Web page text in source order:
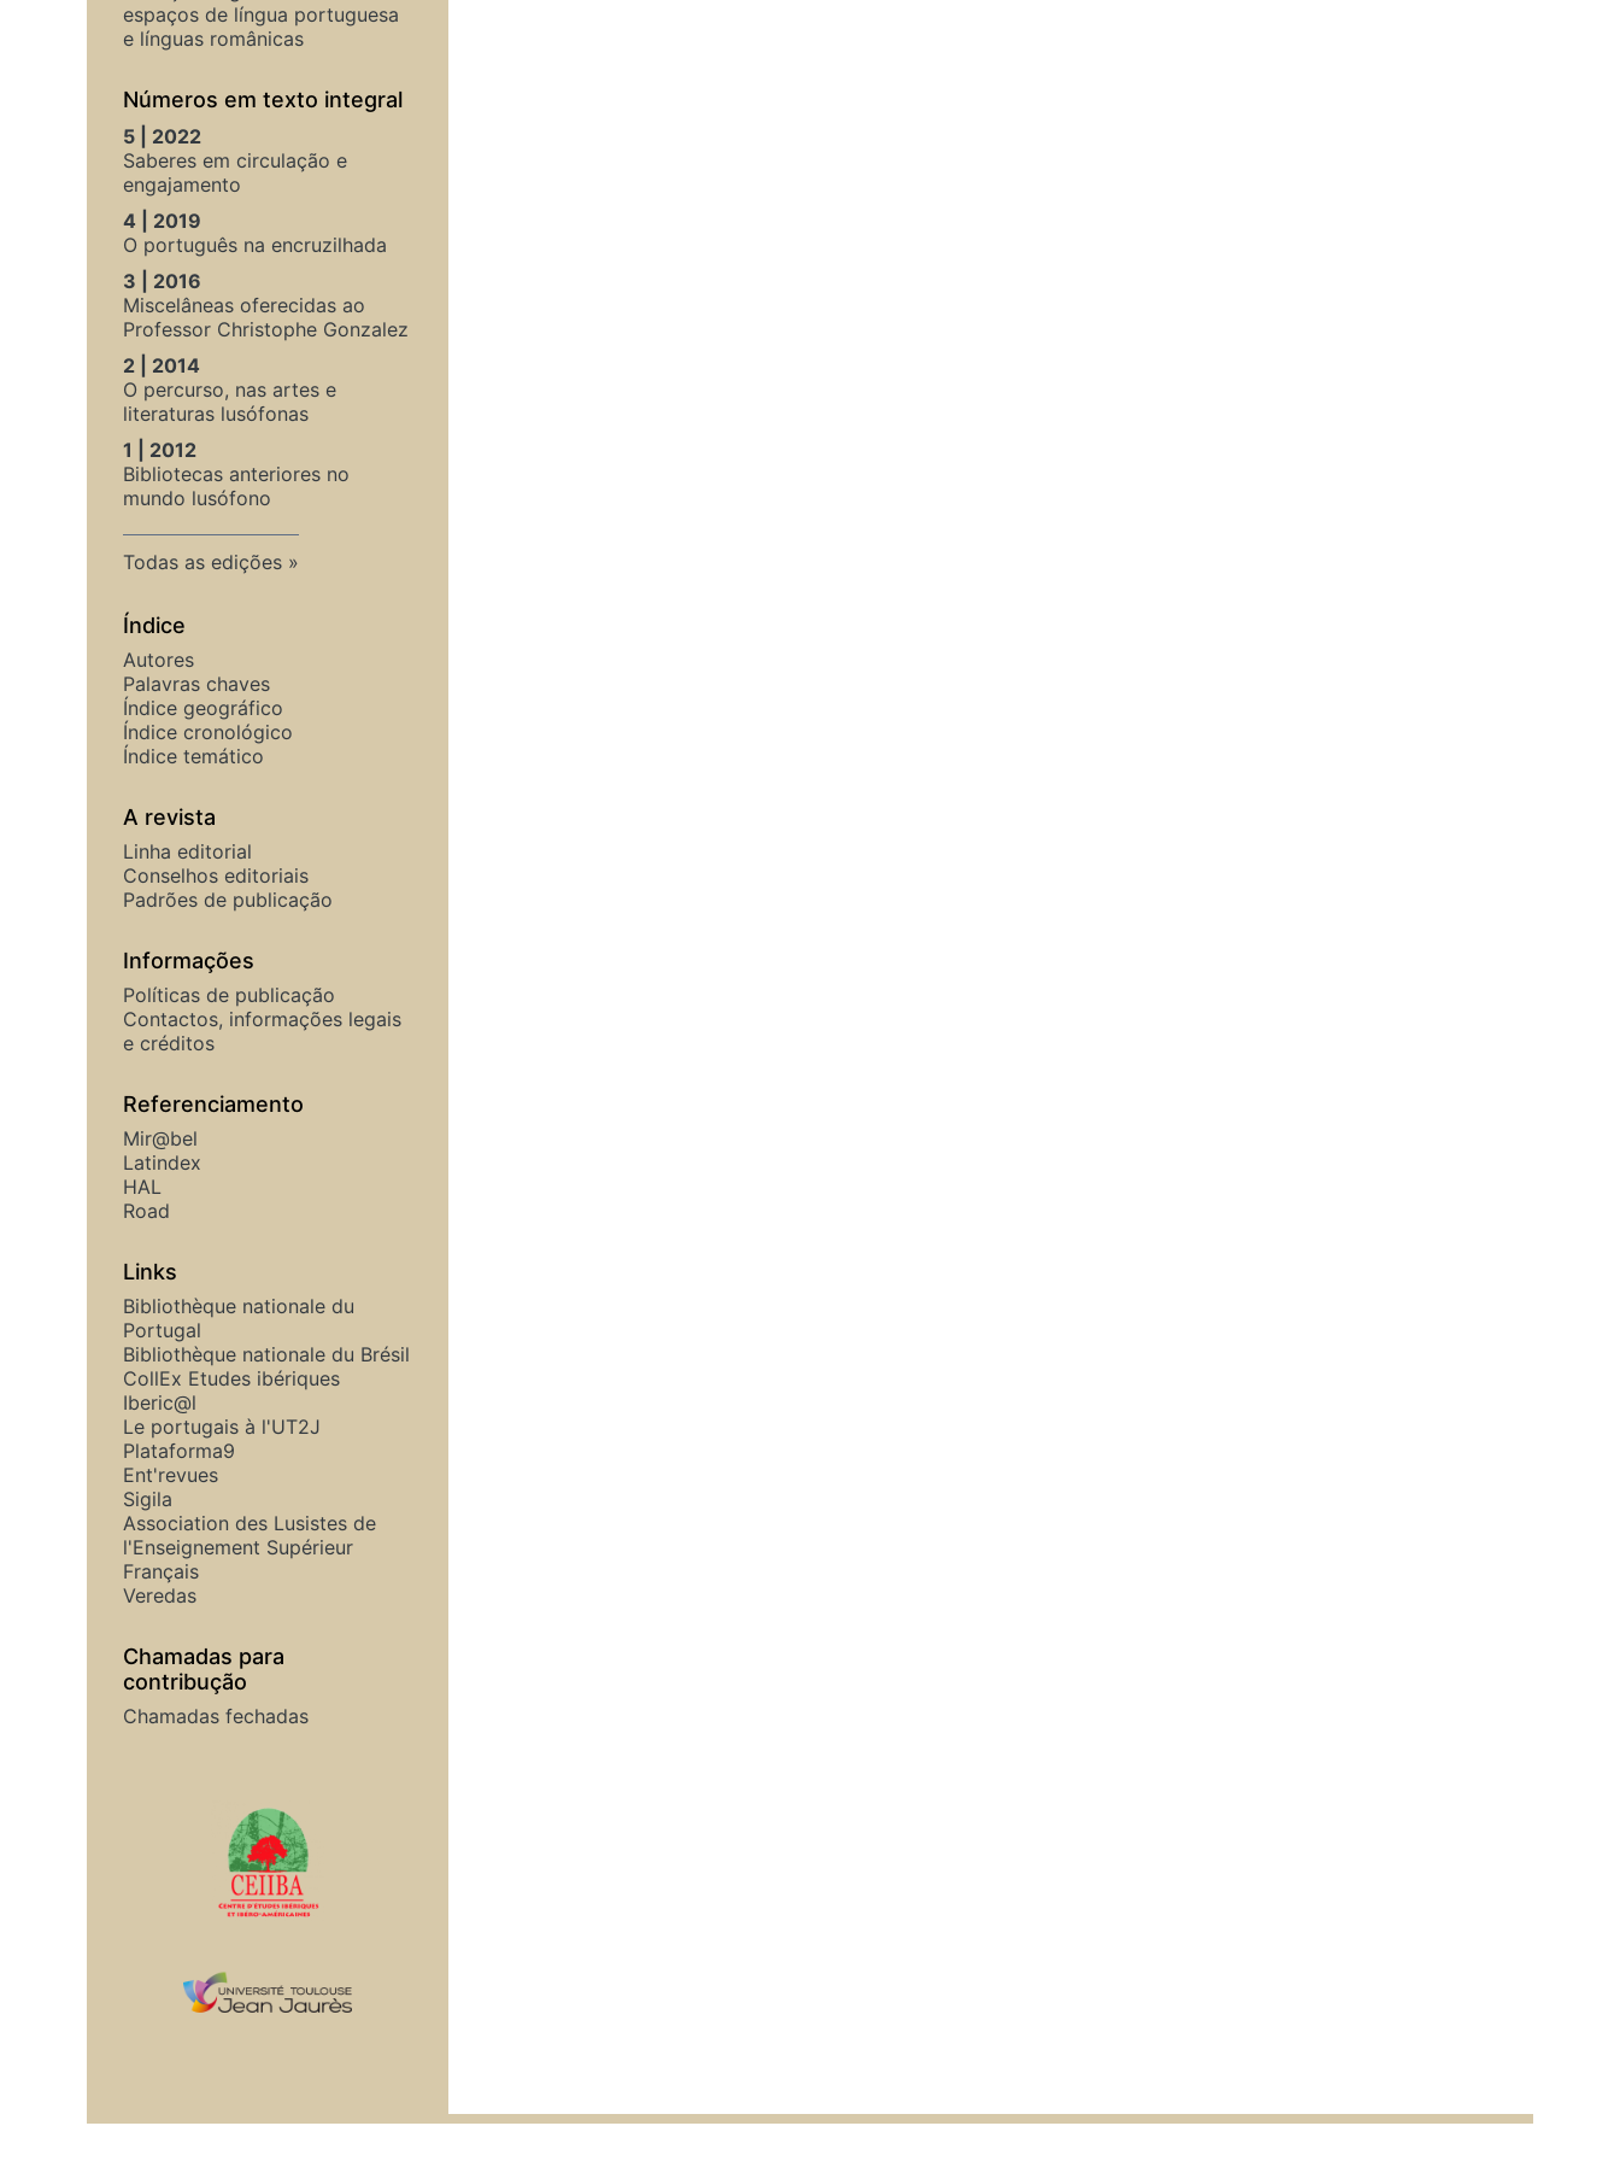
espaços de língua portuguesa
e línguas românicas
Números em texto integral
5 | 2022
Saberes em circulação e
engajamento
4 | 2019
O português na encruzilhada
3 | 2016
Miscelâneas oferecidas ao
Professor Christophe Gonzalez
2 | 2014
O percurso, nas artes e
literaturas lusófonas
1 | 2012
Bibliotecas anteriores no
mundo lusófono
Todas as edições
Índice
Autores
Palavras chaves
Índice geográfico
Índice cronológico
Índice temático
A revista
Linha editorial
Conselhos editoriais
Padrões de publicação
Informações
Políticas de publicação
Contactos, informações legais
e créditos
Referenciamento
Mir@bel
Latindex
HAL
Road
Links
Bibliothèque nationale du
Portugal
Bibliothèque nationale du Brésil
CollEx Etudes ibériques
Iberic@l
Le portugais à l'UT2J
Plataforma9
Ent'revues
Sigila
Association des Lusistes de
l'Enseignement Supérieur
Français
Veredas
Chamadas para
contribução
Chamadas fechadas
Em colaboração com